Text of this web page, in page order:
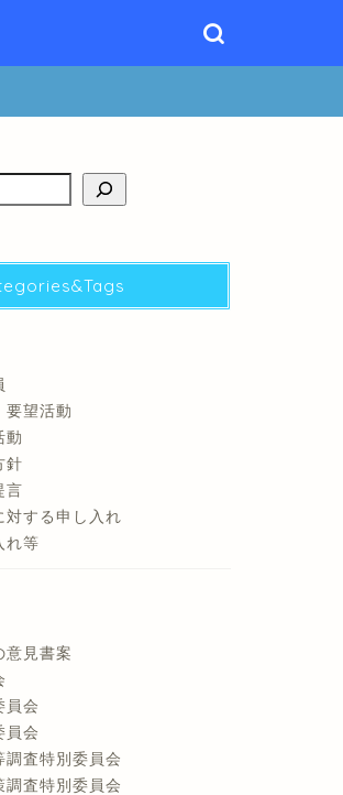
要望活動
動
針
言
対する申し入れ
れ等
意見書案
員会
員会
調査特別委員会
調査特別委員会